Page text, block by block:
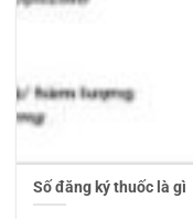
Số đăng ký thuốc là gì